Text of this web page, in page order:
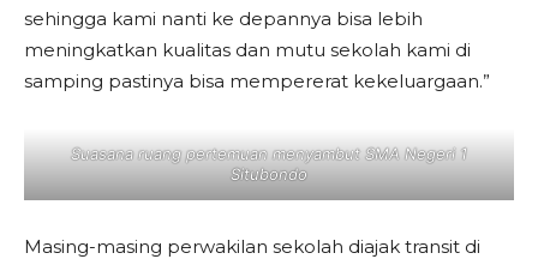
sehingga kami nanti ke depannya bisa lebih
meningkatkan kualitas dan mutu sekolah kami di
samping pastinya bisa mempererat kekeluargaan.”
Suasana ruang pertemuan menyambut SMA Negeri 1
Situbondo
Masing-masing perwakilan sekolah diajak transit di